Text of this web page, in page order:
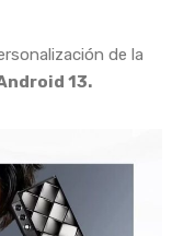
de la
13.